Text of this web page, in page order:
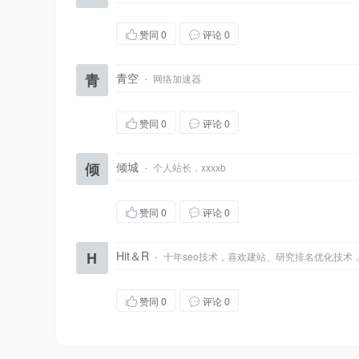
赞同 0 评论 0
青 青空 · 网络加速器
赞同 0 评论 0
倾 倾城 · 个人站长，xxxxb
赞同 0 评论 0
H Hit＆R · 十年seo技术，喜欢建站、研究排名优化技术
赞同 0 评论 0